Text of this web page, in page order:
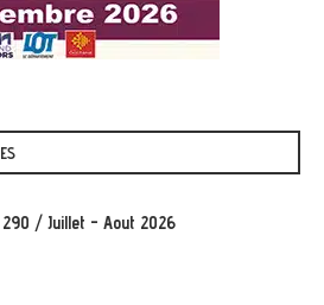
290 / Juillet - Aout 2026